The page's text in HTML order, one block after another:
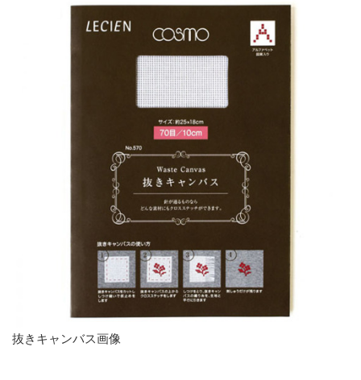
抜きキャンバス画像